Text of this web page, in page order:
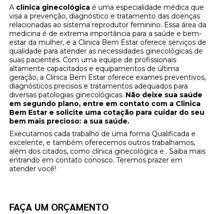
A clínica ginecológica é uma especialidade médica que
visa a prevenção, diagnóstico e tratamento das doenças
relacionadas ao sistema reprodutor feminino. Essa área da
medicina é de extrema importância para a saúde e bem-
estar da mulher, e a Clinica Bem Estar oferece serviços de
qualidade para atender as necessidades ginecológicas de
suas pacientes. Com uma equipe de profissionais
altamente capacitados e equipamentos de última
geração, a Clinica Bem Estar oferece exames preventivos,
diagnósticos precisos e tratamentos adequados para
diversas patologias ginecológicas. Não deixe sua saúde
em segundo plano, entre em contato com a Clinica
Bem Estar e solicite uma cotação para cuidar do seu
bem mais precioso: a sua saúde.
Executamos cada trabalho de uma forma Qualificada e
excelente, e também oferecemos outros trabalhamos,
além dos citados, como clínica ginecológica e . Saiba mais
entrando em contato conosco. Teremos prazer em
atender você!
FAÇA UM ORÇAMENTO